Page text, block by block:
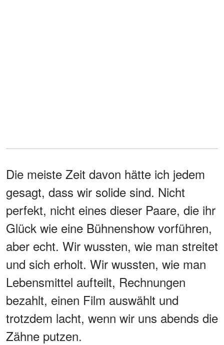
Die meiste Zeit davon hätte ich jedem
gesagt, dass wir solide sind. Nicht
perfekt, nicht eines dieser Paare, die ihr
Glück wie eine Bühnenshow vorführen,
aber echt. Wir wussten, wie man streitet
und sich erholt. Wir wussten, wie man
Lebensmittel aufteilt, Rechnungen
bezahlt, einen Film auswählt und
trotzdem lacht, wenn wir uns abends die
Zähne putzen.